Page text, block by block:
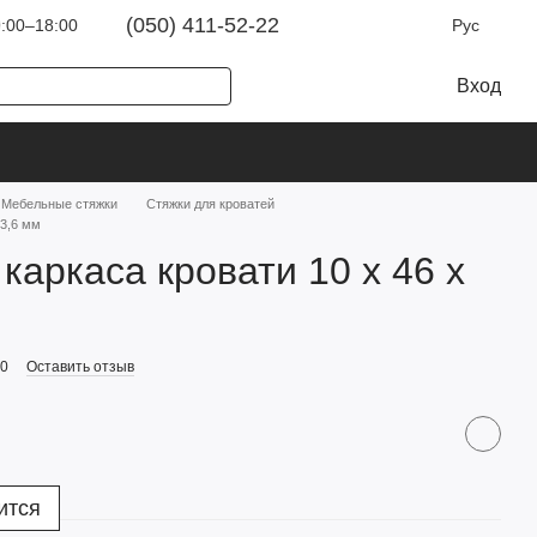
(050) 411-52-22 Рус
Вход
Мебельные стяжки
Стяжки для кроватей
3,6 мм
кровати 10 х 46 х
Оставить отзыв